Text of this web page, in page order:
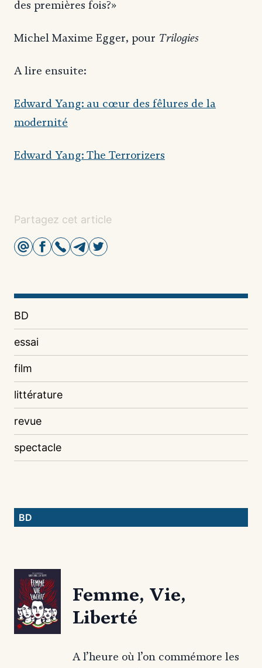
des premières fois?»
Michel Maxime Egger, pour Trilogies
A lire ensuite:
Edward Yang: au cœur des fêlures de la
modernité
Edward Yang: The Terrorizers
Partagez cet article
BD
essai
film
littérature
revue
spectacle
BD
Femme, Vie,
Liberté
A l’heure où l’on commémore les